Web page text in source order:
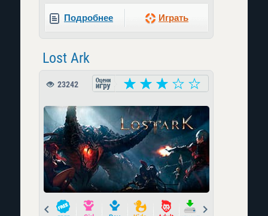
Подробнее Играть
Lost Ark
23242
Prev